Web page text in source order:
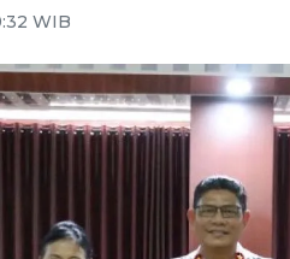
WIB